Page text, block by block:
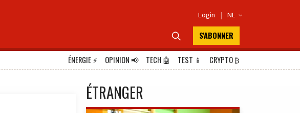
Login | NL 
 S'ABONNER
ÉNERGIE⚡ OPINION📢 TECH 🤖 TEST 📱 CRYPTO₿
ÉTRANGER